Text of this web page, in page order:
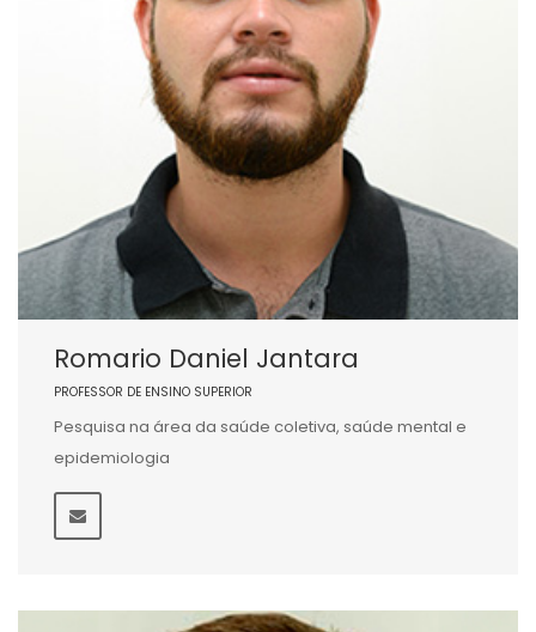
Romario Daniel Jantara
PROFESSOR DE ENSINO SUPERIOR
Pesquisa na área da saúde coletiva, saúde mental e
epidemiologia